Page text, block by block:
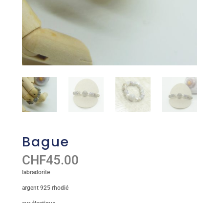
Bague
CHF45.00
labradorite
argent 925 rhodié